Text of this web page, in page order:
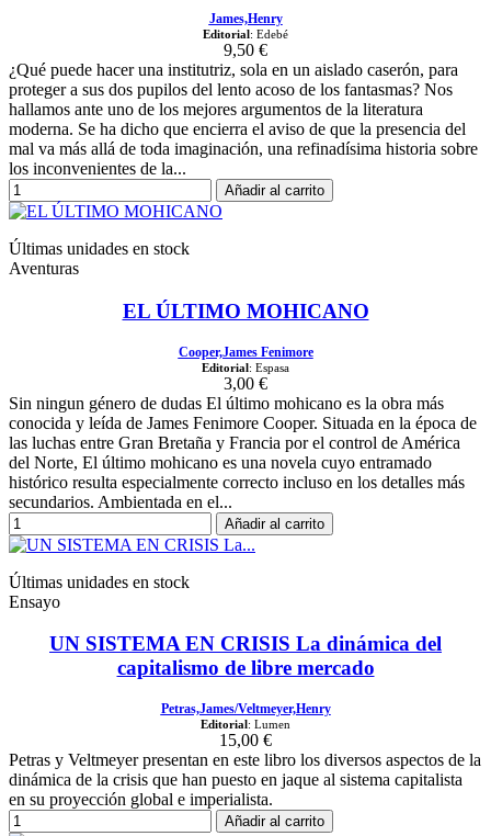
James,Henry
Editorial: Edebé
9,50 €
¿Qué puede hacer una institutriz, sola en un aislado caserón, para
proteger a sus dos pupilos del lento acoso de los fantasmas? Nos
hallamos ante uno de los mejores argumentos de la literatura
moderna. Se ha dicho que encierra el aviso de que la presencia del
mal va más allá de toda imaginación, una refinadísima historia sobre
los inconvenientes de la...
Añadir al carrito
Últimas unidades en stock
Aventuras
EL ÚLTIMO MOHICANO
Cooper,James Fenimore
Editorial: Espasa
3,00 €
Sin ningun género de dudas El último mohicano es la obra más
conocida y leída de James Fenimore Cooper. Situada en la época de
las luchas entre Gran Bretaña y Francia por el control de América
del Norte, El último mohicano es una novela cuyo entramado
histórico resulta especialmente correcto incluso en los detalles más
secundarios. Ambientada en el...
Añadir al carrito
Últimas unidades en stock
Ensayo
UN SISTEMA EN CRISIS La dinámica del
capitalismo de libre mercado
Petras,James/Veltmeyer,Henry
Editorial: Lumen
15,00 €
Petras y Veltmeyer presentan en este libro los diversos aspectos de la
dinámica de la crisis que han puesto en jaque al sistema capitalista
en su proyección global e imperialista.
Añadir al carrito